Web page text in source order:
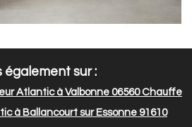
également sur :
Atlantic à Valbonne 06560Chauffe
à Ballancourt sur Essonne 91610